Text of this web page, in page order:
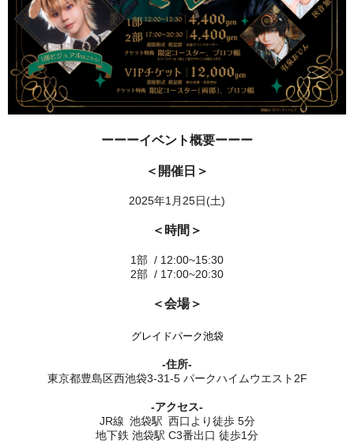
ーーーイベント概要ーーー
＜開催日＞
2025年1月25日(土)
＜時間＞
1部 / 12:00~15:30
2部 / 17:00~20:30
＜会場＞
グレイドパーク池袋
-住所-
東京都豊島区西池袋3-31-5 パークハイムウエスト2F
-アクセス-
JR線 池袋駅 西口より徒歩 5分
地下鉄 池袋駅 C3番出口 徒歩1分